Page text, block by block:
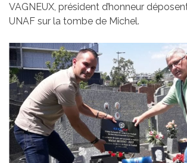
VAGNEUX, président d’honneur
UNAF sur la tombe de Michel.